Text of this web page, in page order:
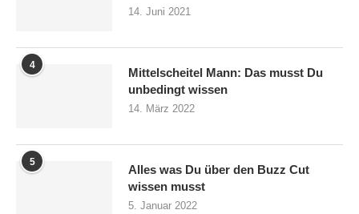
14. Juni 2021
4
Mittelscheitel Mann: Das musst Du
unbedingt wissen
14. März 2022
5
Alles was Du über den Buzz Cut
wissen musst
5. Januar 2022